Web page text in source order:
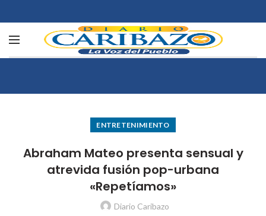
ENTRETENIMIENTO
Abraham Mateo presenta sensual y
atrevida fusión pop-urbana
«Repetíamos»
Diario Caribazo